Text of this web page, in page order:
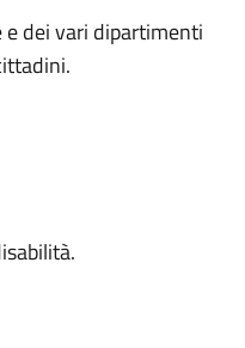
dei vari dipartimenti